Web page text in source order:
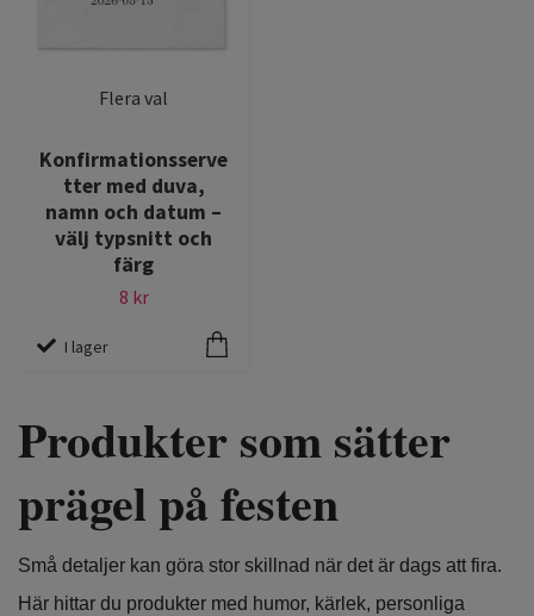
Flera val
Konfirmationsserve
tter med duva,
namn och datum –
välj typsnitt och
färg
8 kr
I lager
Produkter som sätter
prägel på festen
Små detaljer kan göra stor skillnad när det är dags att fira.
Här hittar du produkter med humor, kärlek, personliga